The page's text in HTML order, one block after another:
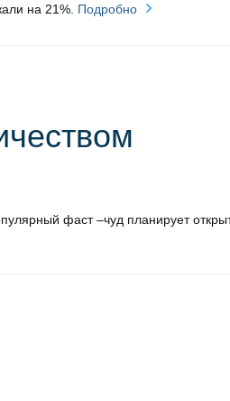
на 21%. Подробно
фаст –чуд планирует